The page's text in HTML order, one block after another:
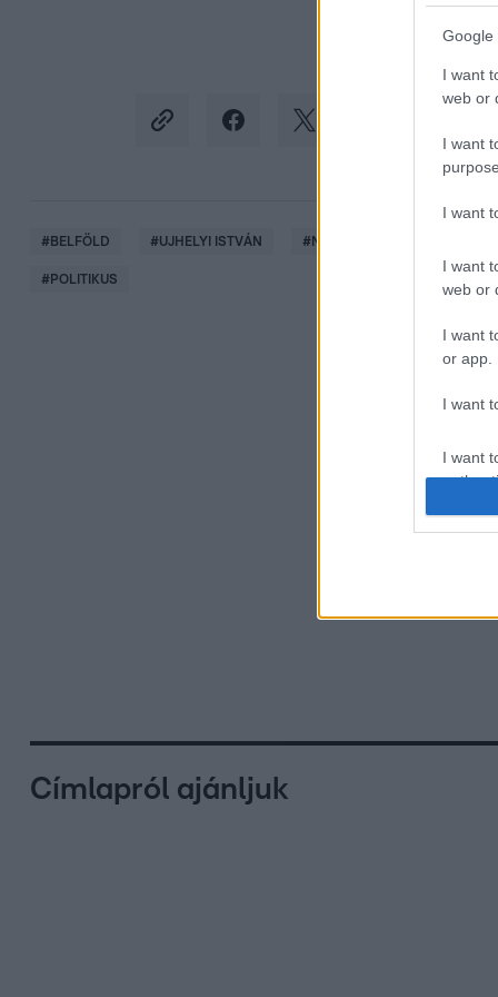
Google
I want
web or
I want
I want
I want
web or
I want
or app.
I want
I want
#BELFÖLD #UJHELYI ISTVÁN #MSZP
#POLITIKUS
Címlapról ajánljuk